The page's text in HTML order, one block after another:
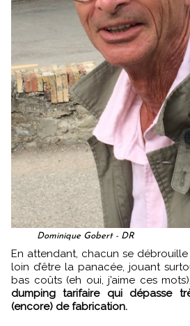
Dominique Gobert - DR
En attendant, chacun se débrouille dans son coin et c’est
loin d’être la panacée, jouant
bas coûts (eh oui, j’aime ces
dumping tarifaire qui dépasse
(encore) de fabrication.